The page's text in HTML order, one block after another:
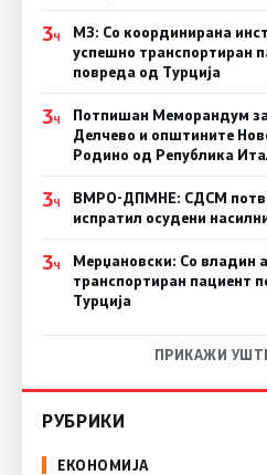
3Ч
МЗ: Со координирана
успешно транспортиран
повреда од Турција
3Ч
Потпишан Меморандум
Делчево и општините
Родино од Република
3Ч
ВМРО-ДПМНЕ: СДСM
испратил осудени
3Ч
Мерџановски: Со владин
транспортиран пациент
Турција
ПРИКАЖИ
РУБРИКИ
ЕКОНОМИЈА